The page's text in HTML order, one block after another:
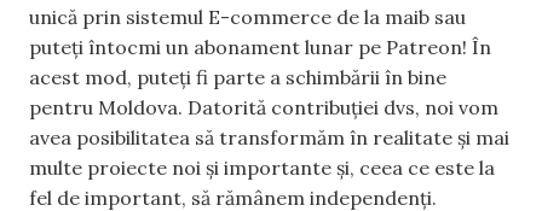
unică prin sistemul E-commerce de la maib sau
puteți întocmi un abonament lunar pe Patreon! În
acest mod, puteți fi parte a schimbării în bine
pentru Moldova. Datorită contribuției dvs, noi vom
avea posibilitatea să transformăm în realitate și mai
multe proiecte noi și importante și, ceea ce este la
fel de important, să rămânem independenți.